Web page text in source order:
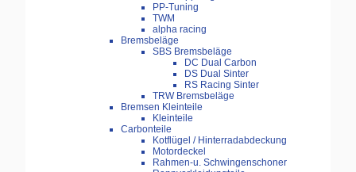
PP-Tuning
TWM
alpha racing
Bremsbeläge
SBS Bremsbeläge
DC Dual Carbon
DS Dual Sinter
RS Racing Sinter
TRW Bremsbeläge
Bremsen Kleinteile
Kleinteile
Carbonteile
Kotflügel / Hinterradabdeckung
Motordeckel
Rahmen-u. Schwingenschoner